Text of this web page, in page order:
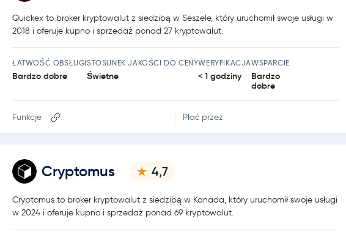
Quickex to broker kryptowalut z siedzibą w Seszele, który uruchomił swoje usługi w
2018 i oferuje kupno i sprzedaż ponad 27 kryptowalut.
ŁATWOŚĆ OBSŁUGI
Bardzo dobre
STOSUNEK JAKOŚCI DO CENY
Świetne
WERYFIKACJA
< 1 godziny
WSPARCIE
Bardzo
dobre
Funkcje Płać przez
Cryptomus 4,7
Cryptomus to broker kryptowalut z siedzibą w Kanada, który uruchomił swoje usługi
w 2024 i oferuje kupno i sprzedaż ponad 69 kryptowalut.